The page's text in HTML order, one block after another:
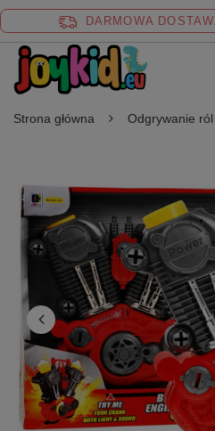
DARMOWA
Strona główna Odgrywanie